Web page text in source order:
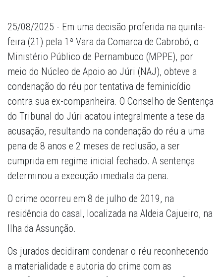
25/08/2025 - Em uma decisão proferida na quinta-
feira (21) pela 1ª Vara da Comarca de Cabrobó, o
Ministério Público de Pernambuco (MPPE), por
meio do Núcleo de Apoio ao Júri (NAJ), obteve a
condenação do réu por tentativa de feminicídio
contra sua ex-companheira. O Conselho de Sentença
do Tribunal do Júri acatou integralmente a tese da
acusação, resultando na condenação do réu a uma
pena de 8 anos e 2 meses de reclusão, a ser
cumprida em regime inicial fechado. A sentença
determinou a execução imediata da pena.
O crime ocorreu em 8 de julho de 2019, na
residência do casal, localizada na Aldeia Cajueiro, na
Ilha da Assunção.
Os jurados decidiram condenar o réu reconhecendo
a materialidade e autoria do crime com as